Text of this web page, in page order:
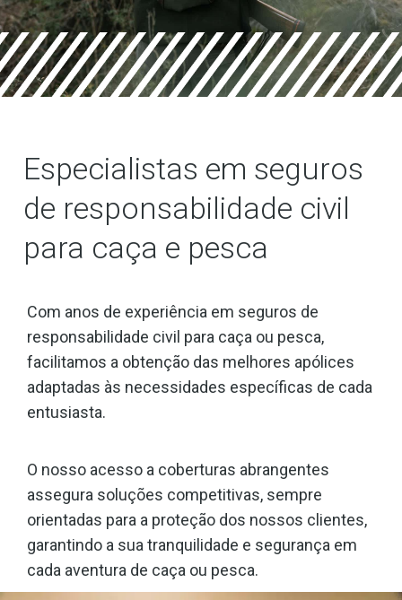
Especialistas em seguros
de responsabilidade civil
para caça e pesca
Com anos de experiência em seguros de
responsabilidade civil para caça ou pesca,
facilitamos a obtenção das melhores apólices
adaptadas às necessidades específicas de cada
entusiasta.
O nosso acesso a coberturas abrangentes
assegura soluções competitivas, sempre
orientadas para a proteção dos nossos clientes,
garantindo a sua tranquilidade e segurança em
cada aventura de caça ou pesca.